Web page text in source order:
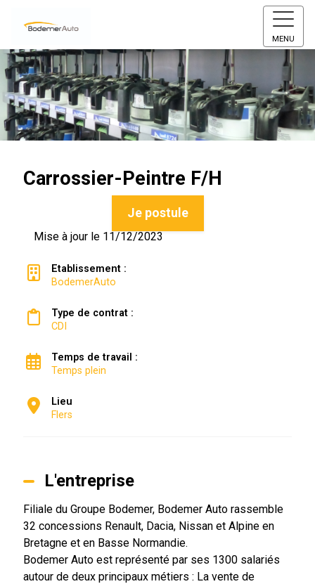
MENU
Carrossier-Peintre F/H
Je postule
Mise à jour le 11/12/2023
Etablissement :
BodemerAuto
Type de contrat :
CDI
Temps de travail :
Temps plein
Lieu
Flers
L'entreprise
Filiale du Groupe Bodemer, Bodemer Auto rassemble
32 concessions Renault, Dacia, Nissan et Alpine en
Bretagne et en Basse Normandie.
Bodemer Auto est représenté par ses 1300 salariés
autour de deux principaux métiers : La vente de